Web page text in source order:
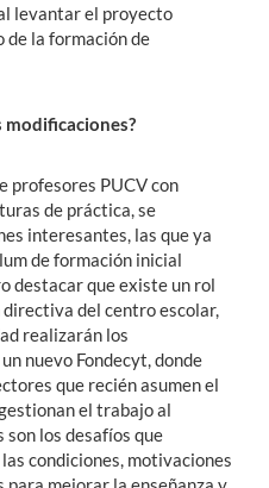
levantar el proyecto
la formación de
modificaciones?
profesores PUCV con
de práctica, se
interesantes, las que ya
de formación inicial
destacar que existe un rol
del centro escolar,
realizarán los
nuevo Fondecyt, donde
que recién asumen el
el trabajo al
son los desafíos que
condiciones, motivaciones